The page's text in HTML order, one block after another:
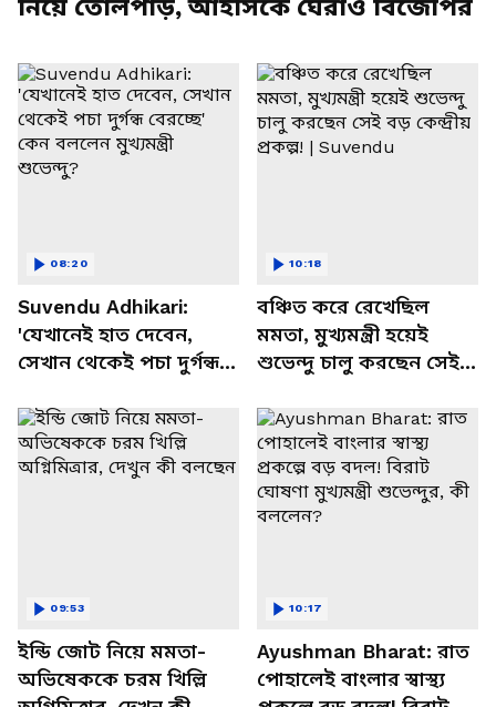
নিয়ে তোলপাড়, আইসিকে ঘেরাও বিজেপির
Suvendu Adhikari:
'যেখানেই হাত দেবেন,
সেখান থেকেই পচা দুর্গন্ধ
মুখ্যমন্ত্রী শুভেন্দু?
08:20
বঞ্চিত করে রেখেছিল
মমতা, মুখ্যমন্ত্রী হয়েই
শুভেন্দু চালু করছেন সেই
Suvendu
10:18
ইন্ডি জোট নিয়ে মমতা-
অভিষেককে চরম খিল্লি
09:53
Ayushman Bharat: রাত
পোহালেই বাংলার স্বাস্থ্য
10:17